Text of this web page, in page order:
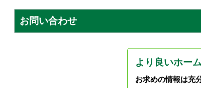
お問い合わせ
より良いホー
お求めの情報は充